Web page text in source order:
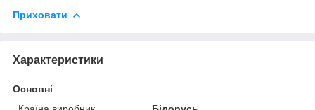
Приховати
Характеристики
Основні